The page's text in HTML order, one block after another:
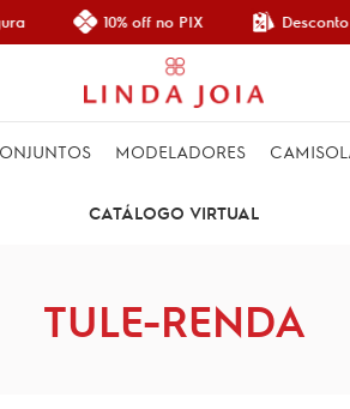
10% off no PIX
MODELADORES
CATÁLOGO VIRTUAL
TULE-RENDA